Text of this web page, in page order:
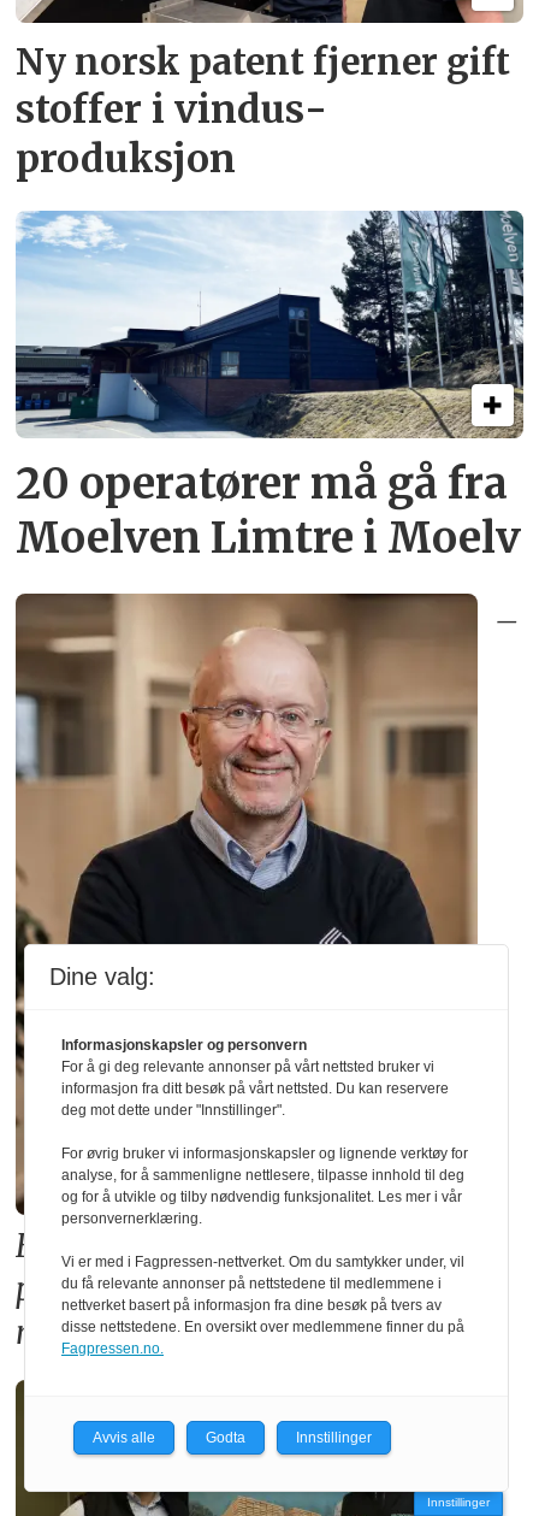
Ny norsk patent fjerner gift­
stoffer i vindus­
produksjon
20 operatører må gå fra
Moelven Limtre i Moelv
–
Forslaget til ny TEK17-forskrift
premierer betong på bekostning av
norsk skognæring
Innstillinger
Dine valg:
Informasjonskapsler og personvern
For å gi deg relevante annonser på vårt nettsted bruker vi
informasjon fra ditt besøk på vårt nettsted. Du kan reservere
deg mot dette under "Innstillinger".
For øvrig bruker vi informasjonskapsler og lignende verktøy for
analyse, for å sammenligne nettlesere, tilpasse innhold til deg
og for å utvikle og tilby nødvendig funksjonalitet. Les mer i vår
personvernerklæring.
Vi er med i Fagpressen-nettverket. Om du samtykker under, vil
du få relevante annonser på nettstedene til medlemmene i
nettverket basert på informasjon fra dine besøk på tvers av
disse nettstedene. En oversikt over medlemmene finner du på
Fagpressen.no.
Avvis alle Godta Innstillinger